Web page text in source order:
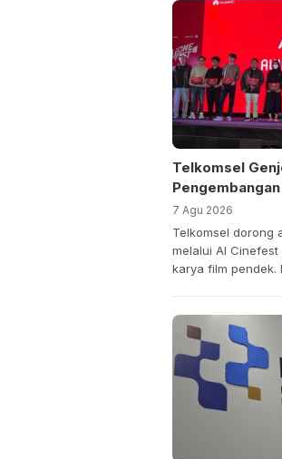
Telkomsel
7 Agu 2026
Telkomsel dorong
melalui AI Cinefest
karya film pendek.